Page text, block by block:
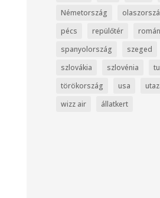
Németország
pécs
repülőtér
spanyolország
szeged
szlovákia
szlovénia
törökország
usa
wizz air
állatkert